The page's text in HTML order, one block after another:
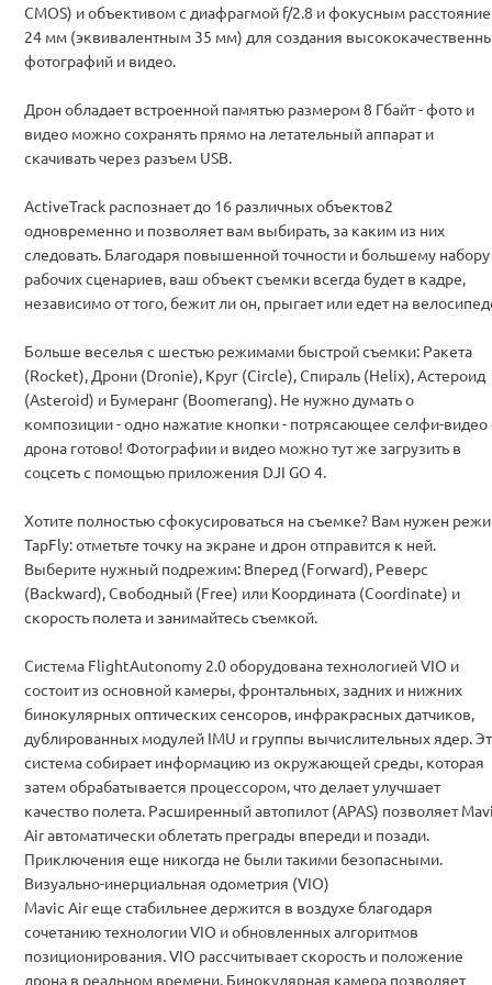
CMOS) и объективом с диафрагмой f/2.8 и фокусным
24 мм (эквивалентным 35 мм) для создания
фотографий и видео.
Дрон обладает встроенной памятью размером 8 Гбайт - фото и
видео можно сохранять прямо на летательный аппарат и
скачивать через разъем USB.
ActiveTrack распознает до 16 различных объектов2
одновременно и позволяет вам выбирать, за каким из них
следовать. Благодаря повышенной точности и большему набору
рабочих сценариев, ваш объект съемки всегда будет в кадре,
независимо от того, бежит ли он, прыгает или едет на
Больше веселья с шестью режимами быстрой съемки: Ракета
(Rocket), Дрони (Dronie), Круг (Circle), Спираль (Helix), Астероид
(Asteroid) и Бумеранг (Boomerang). Не нужно думать о
композиции - одно нажатие кнопки - потрясающее селфи-видео
дрона готово! Фотографии и видео можно тут же загрузить в
соцсеть с помощью приложения DJI GO 4.
Хотите полностью сфокусироваться на съемке? Вам нужен
TapFly: отметьте точку на экране и дрон отправится к ней.
Выберите нужный подрежим: Вперед (Forward), Реверс
(Backward), Свободный (Free) или Координата (Coordinate) и
скорость полета и занимайтесь съемкой.
Система FlightAutonomy 2.0 оборудована технологией VIO и
состоит из основной камеры, фронтальных, задних и нижних
бинокулярных оптических сенсоров, инфракрасных датчиков,
дублированных модулей IMU и группы вычислительных ядер.
система собирает информацию из окружающей среды, которая
затем обрабатывается процессором, что делает улучшает
качество полета. Расширенный автопилот (APAS) позволяет
Air автоматически облетать преграды впереди и позади.
Приключения еще никогда не были такими безопасными.
Визуально-инерциальная одометрия (VIO)
Mavic Air еще стабильнее держится в воздухе благодаря
сочетанию технологии VIO и обновленных алгоритмов
позиционирования. VIO рассчитывает скорость и положение
дрона в реальном времени. Бинокулярная камера позволяет